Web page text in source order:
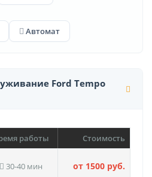
Автомат
Ford Tempo
работы Стоимость
30-40 мин от 1500 руб.